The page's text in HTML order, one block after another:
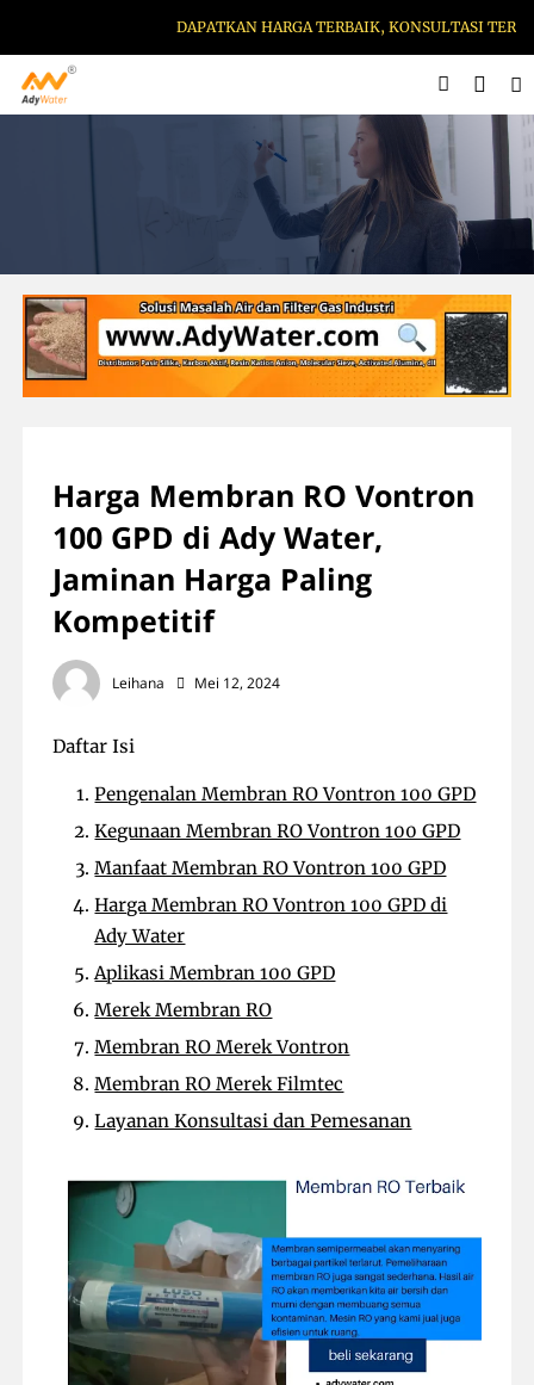
DAPATKAN HARGA TERBAIK, KONSULTASI
Harga Membran RO Vontron
100 GPD di Ady Water,
Jaminan Harga Paling
Kompetitif
Leihana Mei 12, 2024
Daftar Isi
Pengenalan Membran RO Vontron 100 GPD
Kegunaan Membran RO Vontron 100 GPD
Manfaat Membran RO Vontron 100 GPD
Harga Membran RO Vontron 100 GPD di
Ady Water
Aplikasi Membran 100 GPD
Merek Membran RO
Membran RO Merek Vontron
Membran RO Merek Filmtec
Layanan Konsultasi dan Pemesanan